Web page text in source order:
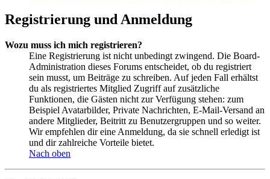
Registrierung und Anmeldung
Wozu muss ich mich registrieren?
Eine Registrierung ist nicht unbedingt zwingend. Die Board-
Administration dieses Forums entscheidet, ob du registriert
sein musst, um Beiträge zu schreiben. Auf jeden Fall erhältst
du als registriertes Mitglied Zugriff auf zusätzliche
Funktionen, die Gästen nicht zur Verfügung stehen: zum
Beispiel Avatarbilder, Private Nachrichten, E-Mail-Versand an
andere Mitglieder, Beitritt zu Benutzergruppen und so weiter.
Wir empfehlen dir eine Anmeldung, da sie schnell erledigt ist
und dir zahlreiche Vorteile bietet.
Nach oben